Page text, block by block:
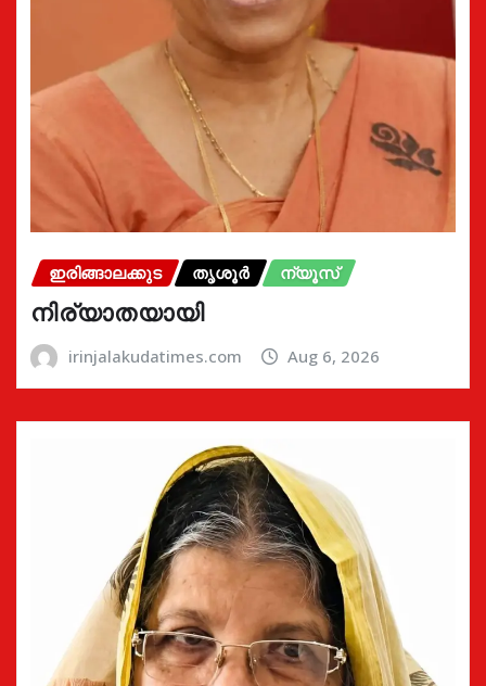
ഇരിങ്ങാലക്കുട തൃശൂർ ന്യൂസ്
നിര്യാതയായി
irinjalakudatimes.com Aug 6, 2026